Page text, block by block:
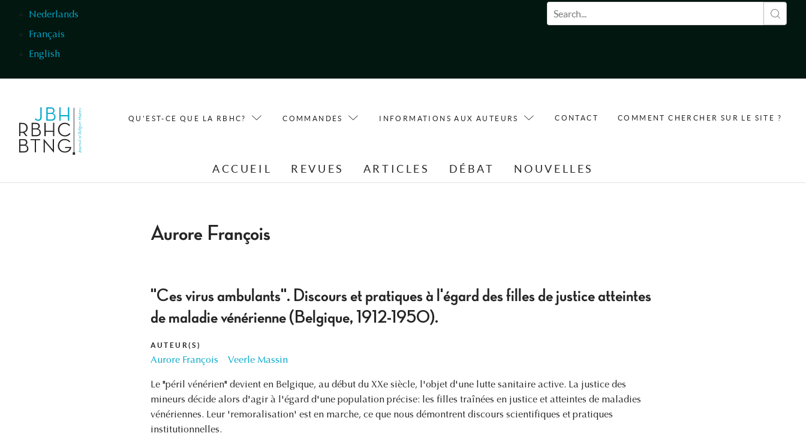
Nederlands
Français
English
Formulaire de recherche
QU'EST-CE QUE LA RBHC? COMMANDES INFORMATIONS AUX AUTEURS CONTACT COMMENT CHERCHER SUR LE SITE ?
ACCUEIL REVUES ARTICLES DÉBAT NOUVELLES
Aurore François
"Ces virus ambulants". Discours et pratiques à l'égard des filles de justice atteintes
de maladie vénérienne (Belgique, 1912-1950).
AUTEUR(S)
Aurore François Veerle Massin
Le "péril vénérien" devient en Belgique, au début du XXe siècle, l'objet d'une lutte sanitaire active. La justice des
mineurs décide alors d'agir à l'égard d'une population précise: les filles traînées en justice et atteintes de maladies
vénériennes. Leur 'remoralisation' est en marche, ce que nous démontrent discours scientifiques et pratiques
institutionnelles.